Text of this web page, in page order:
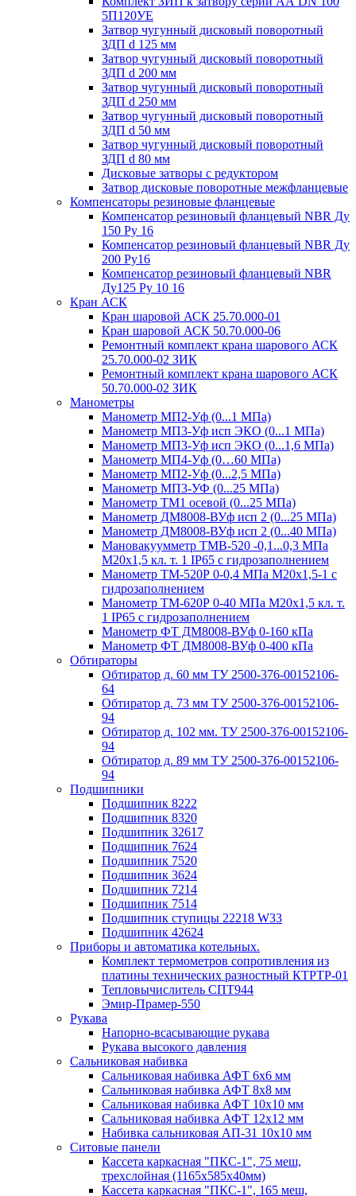
5П120УЕ
Затвор чугунный дисковый поворотный
ЗДП d 125 мм
Затвор чугунный дисковый поворотный
ЗДП d 200 мм
Затвор чугунный дисковый поворотный
ЗДП d 250 мм
Затвор чугунный дисковый поворотный
ЗДП d 50 мм
Затвор чугунный дисковый поворотный
ЗДП d 80 мм
Дисковые затворы с редуктором
Затвор дисковые поворотные межфланцевые
Компенсаторы резиновые фланцевые
Компенсатор резиновый фланцевый NBR Ду
150 Ру 16
Компенсатор резиновый фланцевый NBR Ду
200 Ру16
Компенсатор резиновый фланцевый NBR
Ду125 Ру 10 16
Кран АСК
Кран шаровой АСК 25.70.000-01
Кран шаровой АСК 50.70.000-06
Ремонтный комплект крана шарового АСК
25.70.000-02 ЗИК
Ремонтный комплект крана шарового АСК
50.70.000-02 ЗИК
Манометры
Манометр МП2-Уф (0...1 МПа)
Манометр МП3-Уф исп ЭКО (0...1 МПа)
Манометр МП3-Уф исп ЭКО (0...1,6 МПа)
Манометр МП4-Уф (0…60 МПа)
Манометр МП2-Уф (0...2,5 МПа)
Манометр МП3-УФ (0...25 МПа)
Манометр ТМ1 осевой (0...25 МПа)
Манометр ДМ8008-ВУф исп 2 (0...25 МПа)
Манометр ДМ8008-ВУф исп 2 (0...40 МПа)
Мановакуумметр ТМВ-520 -0,1...0,3 МПа
М20х1,5 кл. т. 1 IP65 c гидрозаполнением
Манометр ТМ-520Р 0-0,4 МПа М20х1,5-1 c
гидрозаполнением
Манометр ТМ-620Р 0-40 МПа М20х1,5 кл. т.
1 IP65 c гидрозаполнением
Манометр ФТ ДМ8008-ВУф 0-160 кПа
Манометр ФТ ДМ8008-ВУф 0-400 кПа
Обтираторы
Обтиратор д. 60 мм ТУ 2500-376-00152106-
64
Обтиратор д. 73 мм ТУ 2500-376-00152106-
94
Обтиратор д. 102 мм. ТУ 2500-376-00152106-
94
Обтиратор д. 89 мм ТУ 2500-376-00152106-
94
Подшипники
Подшипник 8222
Подшипник 8320
Подшипник 32617
Подшипник 7624
Подшипник 7520
Подшипник 3624
Подшипник 7214
Подшипник 7514
Подшипник ступицы 22218 W33
Подшипник 42624
Приборы и автоматика котельных.
Комплект термометров сопротивления из
платины технических разностный КТРТР-01
Тепловычислитель СПТ944
Эмир-Прамер-550
Рукава
Напорно-всасывающие рукава
Рукава высокого давления
Сальниковая набивка
Сальниковая набивка АФТ 6х6 мм
Сальниковая набивка АФТ 8х8 мм
Сальниковая набивка АФТ 10х10 мм
Сальниковая набивка АФТ 12х12 мм
Набивка сальниковая АП-31 10х10 мм
Ситовые панели
Кассета каркасная "ПКС-1", 75 меш,
трехслойная (1165х585х40мм)
Кассета каркасная "ПКС-1", 165 меш,